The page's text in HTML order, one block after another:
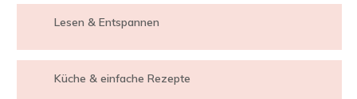
Lesen & Entspannen
Küche & einfache Rezepte